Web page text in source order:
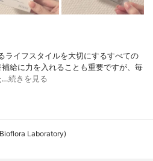
ライフスタイルを大切にするすべての
給に力を入れることも重要ですが、毎
…続きを見る
Laboratory)